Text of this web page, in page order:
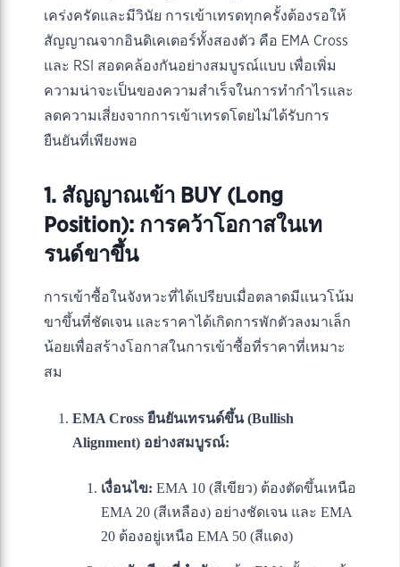
เคร่งครัดและมีวินัย การเข้าเทรดทุกครั้งต้องรอให้
สัญญาณจากอินดิเคเตอร์ทั้งสองตัว คือ EMA Cross
และ RSI สอดคล้องกันอย่างสมบูรณ์แบบ เพื่อเพิ่ม
ความน่าจะเป็นของความสำเร็จในการทำกำไรและ
ลดความเสี่ยงจากการเข้าเทรดโดยไม่ได้รับการ
ยืนยันที่เพียงพอ
1. สัญญาณเข้า BUY (Long
Position): การคว้าโอกาสในเท
รนด์ขาขึ้น
การเข้าซื้อในจังหวะที่ได้เปรียบเมื่อตลาดมีแนวโน้ม
ขาขึ้นที่ชัดเจน และราคาได้เกิดการพักตัวลงมาเล็ก
น้อยเพื่อสร้างโอกาสในการเข้าซื้อที่ราคาที่เหมาะ
สม
EMA Cross ยืนยันเทรนด์ขึ้น (Bullish
Alignment) อย่างสมบูรณ์:
เงื่อนไข: EMA 10 (สีเขียว) ต้องตัดขึ้นเหนือ
EMA 20 (สีเหลือง) อย่างชัดเจน และ EMA
20 ต้องอยู่เหนือ EMA 50 (สีแดง)